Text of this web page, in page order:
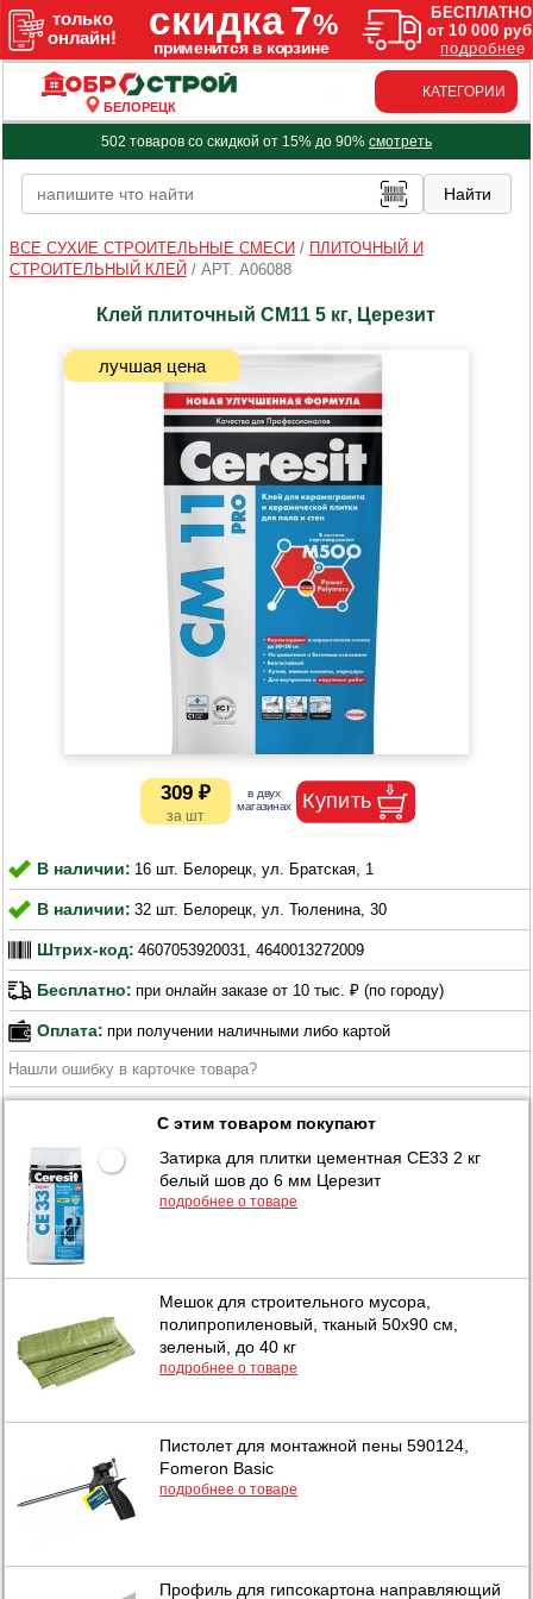
БЕЛОРЕЦК
КАТЕГОРИИ
502 товаров со скидкой от 15% до 90% смотреть
ВСЕ СУХИЕ СТРОИТЕЛЬНЫЕ СМЕСИ / ПЛИТОЧНЫЙ И
СТРОИТЕЛЬНЫЙ КЛЕЙ / АРТ. A06088
Клей плиточный СМ11 5 кг, Церезит
309 ₽
В наличии: 16 шт. Белорецк, ул. Братская, 1
В наличии: 32 шт. Белорецк, ул. Тюленина, 30
Штрих-код: 4607053920031, 4640013272009
Бесплатно: при онлайн заказе от 10 тыс. ₽ (по городу)
Оплата: при получении наличными либо картой
Нашли ошибку в карточке товара?
С этим товаром покупают
Затирка для плитки цементная CE33 2 кг
белый шов до 6 мм Церезит
подробнее о товаре
Мешок для строительного мусора,
полипропиленовый, тканый 50х90 см,
зеленый, до 40 кг
подробнее о товаре
Пистолет для монтажной пены 590124,
Fomeron Basic
подробнее о товаре
Профиль для гипсокартона направляющий